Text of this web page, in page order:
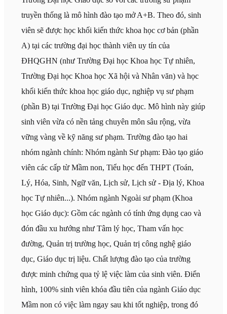
truyền thống là mô hình đào tạo mở A+B. Theo đó, sinh
viên sẽ được học khối kiến thức khoa học cơ bản (phần
A) tại các trường đại học thành viên uy tín của
ĐHQGHN (như Trường Đại học Khoa học Tự nhiên,
Trường Đại học Khoa học Xã hội và Nhân văn) và học
khối kiến thức khoa học giáo dục, nghiệp vụ sư phạm
(phần B) tại Trường Đại học Giáo dục. Mô hình này giúp
sinh viên vừa có nền tảng chuyên môn sâu rộng, vừa
vững vàng về kỹ năng sư phạm. Trường đào tạo hai
nhóm ngành chính: Nhóm ngành Sư phạm: Đào tạo giáo
viên các cấp từ Mầm non, Tiểu học đến THPT (Toán,
Lý, Hóa, Sinh, Ngữ văn, Lịch sử, Lịch sử - Địa lý, Khoa
học Tự nhiên...). Nhóm ngành Ngoài sư phạm (Khoa
học Giáo dục): Gồm các ngành có tính ứng dụng cao và
đón đầu xu hướng như Tâm lý học, Tham vấn học
đường, Quản trị trường học, Quản trị công nghệ giáo
dục, Giáo dục trị liệu. Chất lượng đào tạo của trường
được minh chứng qua tỷ lệ việc làm của sinh viên. Điển
hình, 100% sinh viên khóa đầu tiên của ngành Giáo dục
Mầm non có việc làm ngay sau khi tốt nghiệp, trong đó